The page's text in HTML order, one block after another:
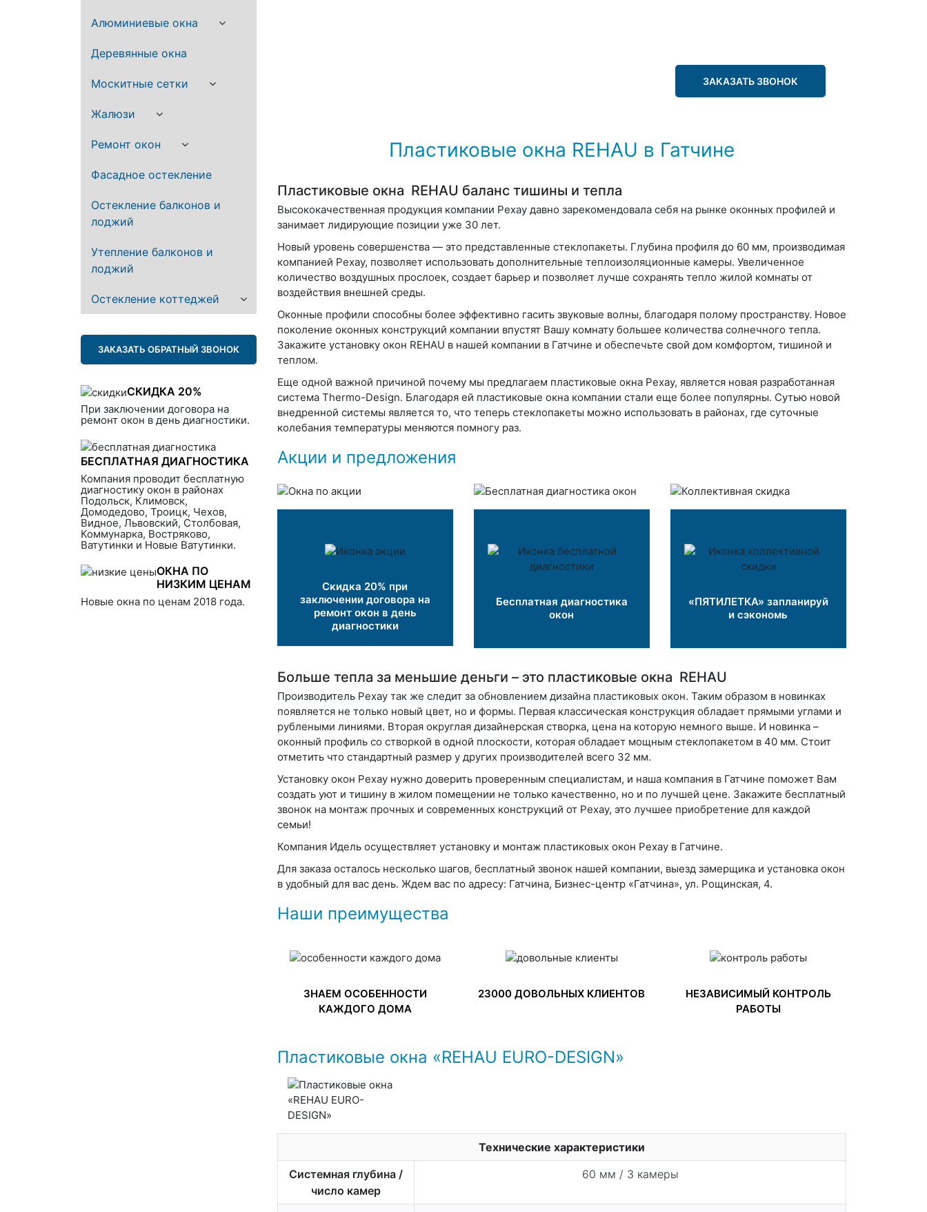
Алюминиевые окна
Деревянные окна
Москитные сетки
Жалюзи
Ремонт окон
Фасадное остекление
Остекление балконов и
лоджий
Утепление балконов и
лоджий
Остекление коттеджей
ЗАКАЗАТЬ ОБРАТНЫЙ ЗВОНОК
СКИДКА 20%
При заключении договора на
ремонт окон в день диагностики.
БЕСПЛАТНАЯ ДИАГНОСТИКА
Компания проводит бесплатную
диагностику окон в районах
Подольск, Климовск,
Домодедово, Троицк, Чехов,
Видное, Львовский, Столбовая,
Коммунарка, Востряково,
Ватутинки и Новые Ватутинки.
ОКНА ПО
НИЗКИМ ЦЕНАМ
Новые окна по ценам 2018 года.
ЗАКАЗАТЬ ЗВОНОК
Пластиковые окна REHAU в Гатчине
Пластиковые окна REHAU баланс тишины и тепла
Высококачественная продукция компании Рехау давно зарекомендовала себя на рынке оконных профилей и
занимает лидирующие позиции уже 30 лет.
Новый уровень совершенства — это представленные стеклопакеты. Глубина профиля до 60 мм, производимая
компанией Рехау, позволяет использовать дополнительные теплоизоляционные камеры. Увеличенное
количество воздушных прослоек, создает барьер и позволяет лучше сохранять тепло жилой комнаты от
воздействия внешней среды.
Оконные профили способны более эффективно гасить звуковые волны, благодаря полому пространству. Новое
поколение оконных конструкций компании впустят Вашу комнату большее количества солнечного тепла.
Закажите установку окон REHAU в нашей компании в Гатчине и обеспечьте свой дом комфортом, тишиной и
теплом.
Еще одной важной причиной почему мы предлагаем пластиковые окна Рехау, является новая разработанная
система Thermo-Design. Благодаря ей пластиковые окна компании стали еще более популярны. Сутью новой
внедренной системы является то, что теперь стеклопакеты можно использовать в районах, где суточные
колебания температуры меняются помногу раз.
Акции и предложения
Скидка 20% при
заключении договора на
ремонт окон в день
диагностики
Бесплатная диагностика
окон
«ПЯТИЛЕТКА» запланируй
и сэкономь
Больше тепла за меньшие деньги – это пластиковые окна REHAU
Производитель Рехау так же следит за обновлением дизайна пластиковых окон. Таким образом в новинках
появляется не только новый цвет, но и формы. Первая классическая конструкция обладает прямыми углами и
рублеными линиями. Вторая округлая дизайнерская створка, цена на которую немного выше. И новинка –
оконный профиль со створкой в одной плоскости, которая обладает мощным стеклопакетом в 40 мм. Стоит
отметить что стандартный размер у других производителей всего 32 мм.
Установку окон Рехау нужно доверить проверенным специалистам, и наша компания в Гатчине поможет Вам
создать уют и тишину в жилом помещении не только качественно, но и по лучшей цене. Закажите бесплатный
звонок на монтаж прочных и современных конструкций от Рехау, это лучшее приобретение для каждой
семьи!
Компания Идель осуществляет установку и монтаж пластиковых окон Рехау в Гатчине.
Для заказа осталось несколько шагов, бесплатный звонок нашей компании, выезд замерщика и установка окон
в удобный для вас день. Ждем вас по адресу: Гатчина, Бизнес-центр «Гатчина», ул. Рощинская, 4.
Наши преимущества
ЗНАЕМ ОСОБЕННОСТИ
КАЖДОГО ДОМА
23000 ДОВОЛЬНЫХ КЛИЕНТОВ
НЕЗАВИСИМЫЙ КОНТРОЛЬ
РАБОТЫ
Пластиковые окна «REHAU EURO-DESIGN»
Технические характеристики
Системная глубина /
число камер
60 мм / 3 камеры